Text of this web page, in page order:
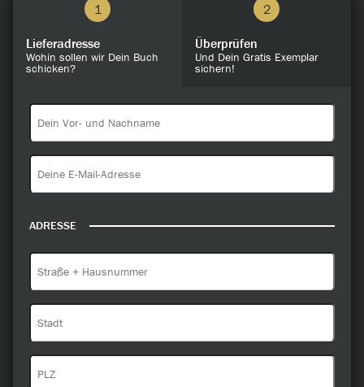
1
Lieferadresse
Wohin sollen wir Dein Buch
schicken?
2
Überprüfen
Und Dein Gratis Exemplar
sichern!
ADRESSE